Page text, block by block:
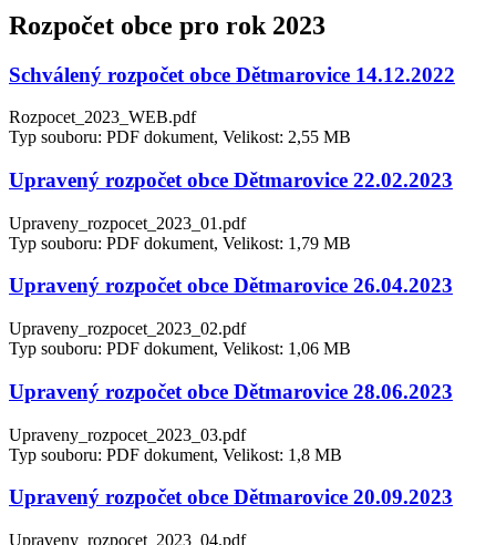
Rozpočet obce pro rok 2023
Schválený rozpočet obce Dětmarovice 14.12.2022
Rozpocet_2023_WEB.pdf
Typ souboru: PDF dokument, Velikost: 2,55 MB
Upravený rozpočet obce Dětmarovice 22.02.2023
Upraveny_rozpocet_2023_01.pdf
Typ souboru: PDF dokument, Velikost: 1,79 MB
Upravený rozpočet obce Dětmarovice 26.04.2023
Upraveny_rozpocet_2023_02.pdf
Typ souboru: PDF dokument, Velikost: 1,06 MB
Upravený rozpočet obce Dětmarovice 28.06.2023
Upraveny_rozpocet_2023_03.pdf
Typ souboru: PDF dokument, Velikost: 1,8 MB
Upravený rozpočet obce Dětmarovice 20.09.2023
Upraveny_rozpocet_2023_04.pdf